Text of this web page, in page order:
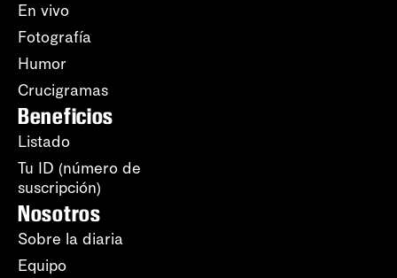
En vivo
Fotografía
Humor
Crucigramas
Beneficios
Listado
Tu ID (número de
suscripción)
Nosotros
Sobre la diaria
Equipo